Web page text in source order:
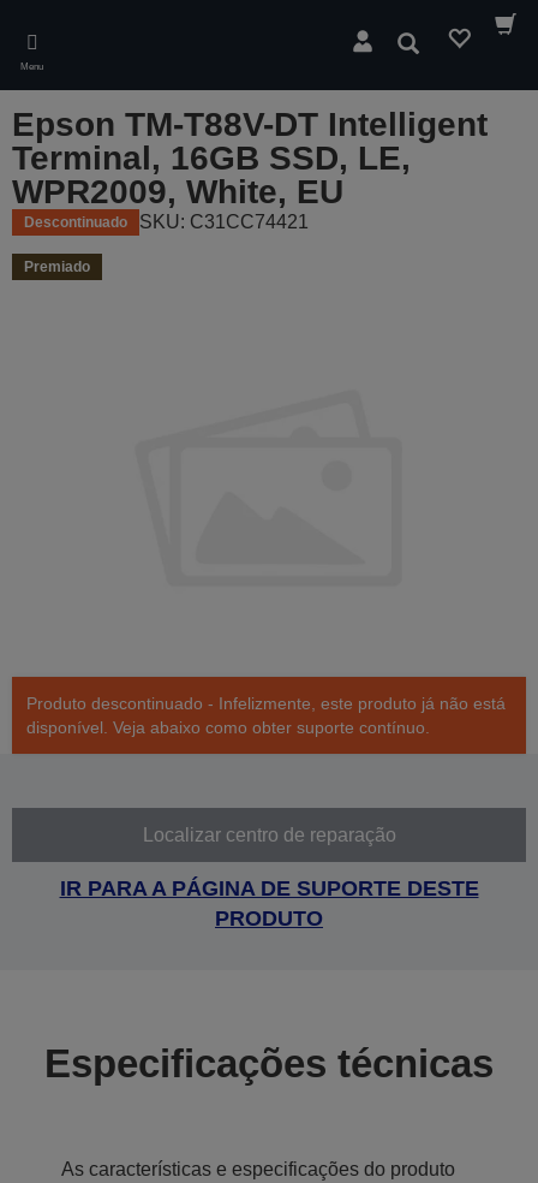
main
content
Menu
Pesquisar
Epson TM-T88V-DT Intelligent
Terminal, 16GB SSD, LE,
WPR2009, White, EU
Descontinuado SKU: C31CC74421
Premiado
Produto descontinuado - Infelizmente, este produto já não está
disponível. Veja abaixo como obter suporte contínuo.
Localizar centro de reparação
IR PARA A PÁGINA DE SUPORTE DESTE
PRODUTO
Especificações técnicas
As características e especificações do produto